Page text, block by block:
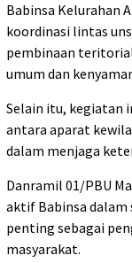
Babinsa Kelurahan
koordinasi lintas
pembinaan
umum dan
Selain itu, kegiatan
antara aparat
dalam menjaga
Danramil 01/PBU
aktif Babinsa dalam
penting sebagai
masyarakat.